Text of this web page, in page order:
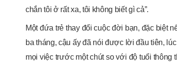
chắn tôi ở rất xa, tôi không biết gì cả”.
Một đứa trẻ thay đổi cuộc đời bạn, đặc biệt
ba tháng, cậu ấy đã nói được lời đầu tiên,
mọi việc trước một chút so với độ tuổi